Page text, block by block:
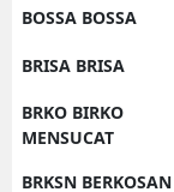
BOSSA BOSSA
BRISA BRISA
BRKO BIRKO
MENSUCAT
BRKSN BERKOSAN